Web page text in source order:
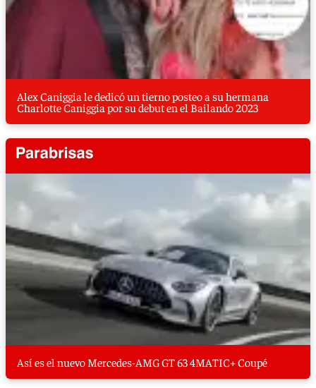
Alex Caniggia le dedicó un tierno posteo a su hermana
Charlotte Caniggia por su debut en el Bailando 2023
Así es el nuevo Mercedes-AMG GT 63 4MATIC+ Coupé